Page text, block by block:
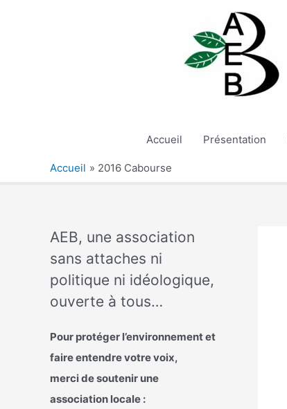
Accueil Présentation
Accueil 2016 Cabourse
AEB, une association
sans attaches ni
politique ni idéologique,
ouverte à tous…
Pour protéger l’environnement et
faire entendre votre voix,
merci de soutenir une
association locale :